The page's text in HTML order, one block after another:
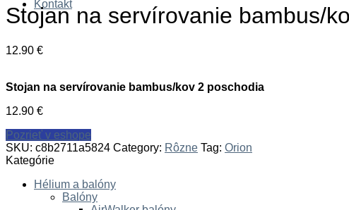
Kontakt
Stojan na servírovanie bambus/
12.90 €
Stojan na servírovanie bambus/kov 2 poschodia
12.90 €
Pozrieť v eshope
SKU: c8b2711a5824 Category: Rôzne Tag: Orion
Kategórie
Hélium a balóny
Balóny